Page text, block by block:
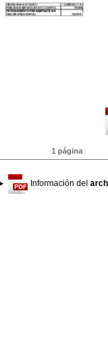
1 página
Información del